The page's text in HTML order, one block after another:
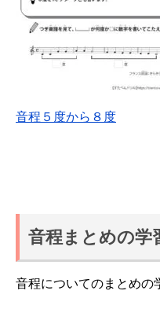
音程５度から８度
音程まとめの学
音程についてのまとめの